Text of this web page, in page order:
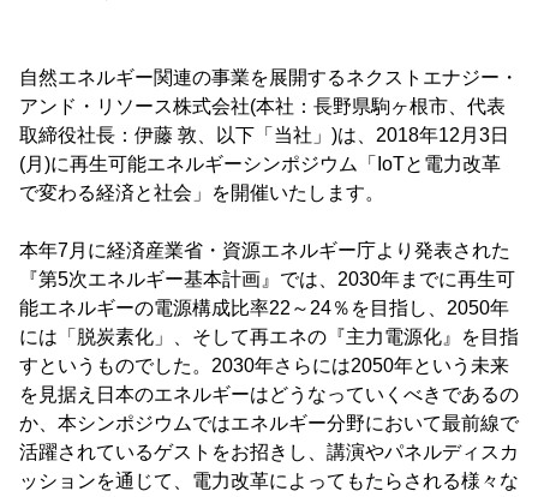
自然エネルギー関連の事業を展開するネクストエナジー・
アンド・リソース株式会社(本社：長野県駒ヶ根市、代表
取締役社長：伊藤 敦、以下「当社」)は、2018年12月3日
(月)に再生可能エネルギーシンポジウム「IoTと電力改革
で変わる経済と社会」を開催いたします。
本年7月に経済産業省・資源エネルギー庁より発表された
『第5次エネルギー基本計画』では、2030年までに再生可
能エネルギーの電源構成比率22～24％を目指し、2050年
には「脱炭素化」、そして再エネの『主力電源化』を目指
すというものでした。2030年さらには2050年という未来
を見据え日本のエネルギーはどうなっていくべきであるの
か、本シンポジウムではエネルギー分野において最前線で
活躍されているゲストをお招きし、講演やパネルディスカ
ッションを通じて、電力改革によってもたらされる様々な